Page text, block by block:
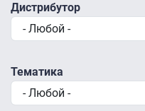
Дистрибутор
Тематика